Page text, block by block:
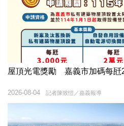
屋頂光電獎勵 嘉義市加碼每瓩
記者陳致愷／嘉義報導
2026-08-04